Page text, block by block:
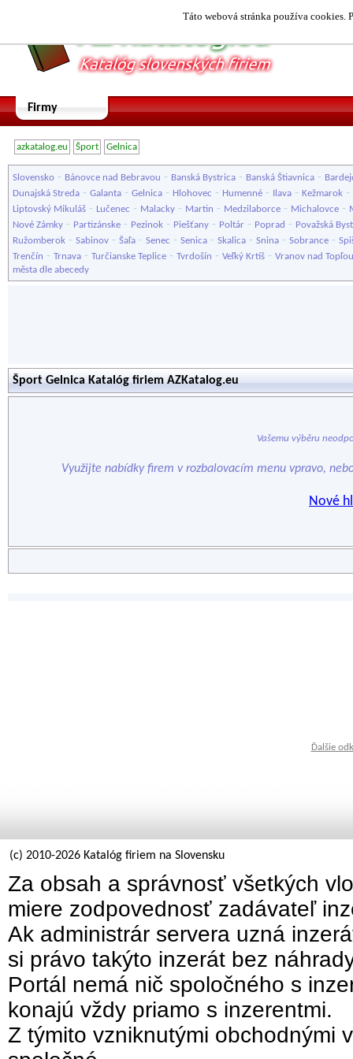
Táto webová stránka používa cookies.
Firmy
azkatalog.eu Šport Gelnica
Slovensko - Bánovce nad Bebravou - Banská Bystrica - Banská Štiavnica -
Dunajská Streda - Galanta - Gelnica - Hlohovec - Humenné - Ilava - Kežmarok -
Liptovský Mikuláš - Lučenec - Malacky - Martin - Medzilaborce - Michalovce -
Nové Zámky - Partizánske - Pezinok - Piešťany - Poltár - Poprad - Považská
Ružomberok - Sabinov - Šaľa - Senec - Senica - Skalica - Snina - Sobrance -
Trenčín - Trnava - Turčianske Teplice - Tvrdošín - Veľký Krtíš - Vranov nad Topľou
města dle abecedy
Šport Gelnica Katalóg firiem AZKatalog.eu
Vašemu výběru
Využijte nabídky firem v rozbalovacím menu vpravo,
Nové
Ďalšie
(c) 2010-2026 Katalóg firiem na Slovensku
Za obsah a správnosť všetkých
miere zodpovednosť zadávateľ
Ak administrár servera uzná
si právo takýto inzerát bez
Portál nemá nič spoločného s
konajú vždy priamo s inzerentmi.
Z týmito vzniknutými obchodnými